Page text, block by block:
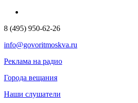
8 (495) 950-62-26
info@govoritmoskva.ru
Реклама на радио
Города вещания
Наши слушатели